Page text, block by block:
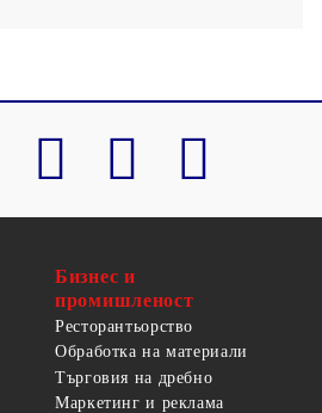
Бизнес и
промишленост
Ресторантьорство
Обработка на материали
Търговия на дребно
Маркетинг и реклама